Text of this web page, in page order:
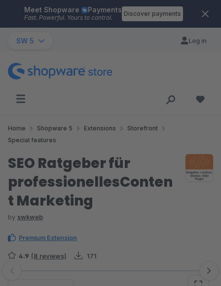
Skip to main content
Meet Shopware Payments
Fast. Powerful. Yours to control.
Discover payments
SW 5 Log in
Home Shopware 5 Extensions
Storefront
Special features
SEO Ratgeber für
professionellesConten
t Marketing
by swkweb
Premium Extension
4.9 (8 reviews) 171
Skip image gallery